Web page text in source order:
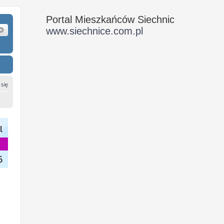
Wyszukiwanie zaawansowane
się
Portal Mieszkańców Siechnic
www.siechnice.com.pl